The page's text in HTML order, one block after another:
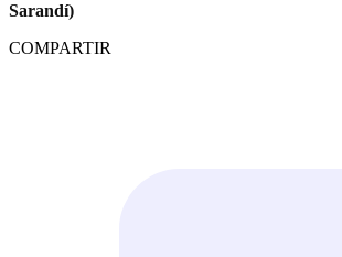
Sarandí)
COMPARTIR